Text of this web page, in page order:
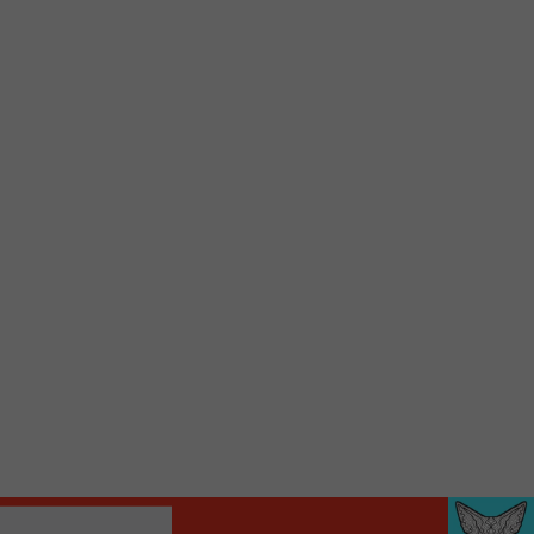
locale vous sont maintenant accessibles en un clic!